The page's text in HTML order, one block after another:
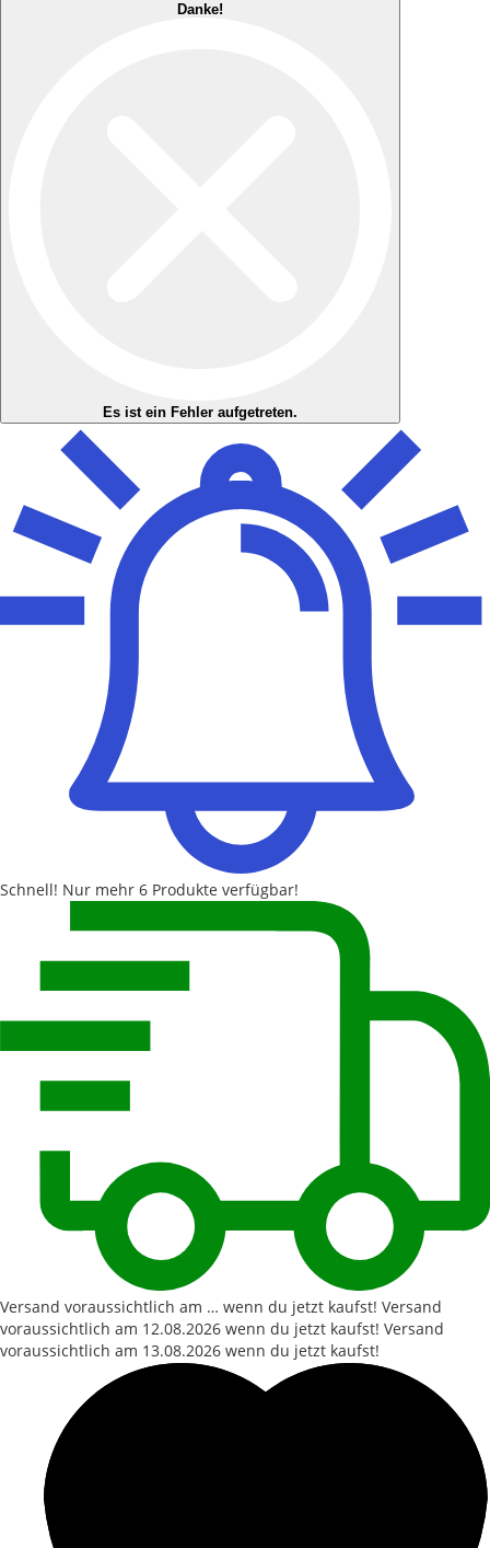
Danke!
Es ist ein Fehler aufgetreten.
Schnell! Nur mehr 6 Produkte verfügbar!
Versand voraussichtlich am … wenn du jetzt kaufst! Versand
voraussichtlich am 12.08.2026 wenn du jetzt kaufst! Versand
voraussichtlich am 13.08.2026 wenn du jetzt kaufst!